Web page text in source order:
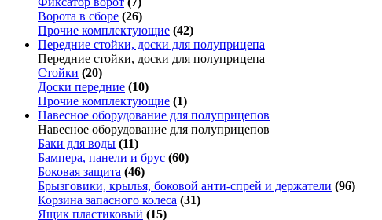
Ворота в сборе (26)
Прочие комплектующие (42)
Передние стойки, доски для полуприцепа
Передние стойки, доски для полуприцепа
Стойки (20)
Доски передние (10)
Прочие комплектующие (1)
Навесное оборудование для полуприцепов
Навесное оборудование для полуприцепов
Баки для воды (11)
Бампера, панели и брус (60)
Боковая защита (46)
Брызговики, крылья, боковой анти-спрей и держатели (96)
Корзина запасного колеса (31)
Ящик пластиковый (15)